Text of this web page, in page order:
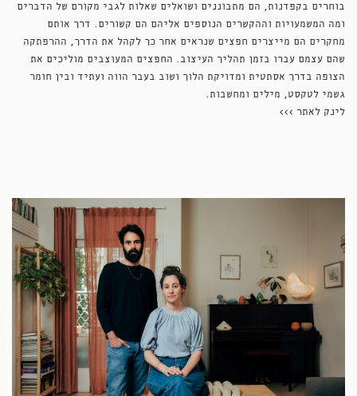
בוחרים בקפדנות, הם מתבוננים ושואלים שאלות לגבי מקורם של הדברים
ומה המשמעויות וההקשרים הנוספים אליהם הם קשורים. דרך אותם
מחקרים הם מייצרים חפצים שנראים אחר כך לקהל את הדרך, ההרפתקה
שהם עצמם עברו בזמן תהליך העיצוב. החפצים המעוצבים מוליכים את
הצופה בדרך אסתטית ומדויקת הלוך ושוב בעבר הווה ועתיד ובין חומר
גשמי לטקסט, מילים ומחשבות.
לינק לאתר >>>